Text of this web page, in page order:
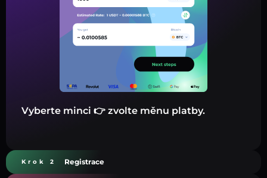
Vyberte minci 👉 zvolte měnu platby.
Krok 2 Registrace